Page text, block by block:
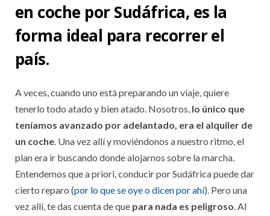
en coche por Sudáfrica, es la
forma ideal para recorrer el
país.
A veces, cuando uno está preparando un viaje, quiere
tenerlo todo atado y bien atado. Nosotros, lo único que
teníamos avanzado por adelantado, era el alquiler de
un coche. Una vez allí y moviéndonos a nuestro ritmo, el
plan era ir buscando donde alojarnos sobre la marcha.
Entendemos que a priori, conducir por Sudáfrica puede dar
cierto reparo (por lo que se oye o dicen por ahí). Pero una
vez allí, te das cuenta de que para nada es peligroso. Al